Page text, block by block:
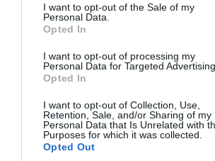
I want to opt-out of the Sale of my
Personal Data.
Opted In
I want to opt-out of processing my
Personal Data for Targeted Advertising.
Opted In
I want to opt-out of Collection, Use,
Retention, Sale, and/or Sharing of my
Personal Data that Is Unrelated with
Purposes for which it was collected.
Opted Out
¡Haz click aquí y accede sin límites